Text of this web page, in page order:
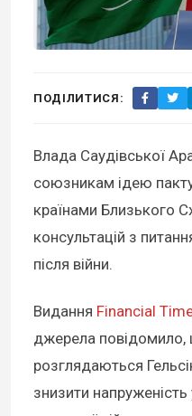
ПОДІЛИТИСЯ:
Влада Саудівської
союзникам ідею
країнами Близького
консультацій з
після війни.
Видання Financial
джерела
розглядаються
знизити напруженість